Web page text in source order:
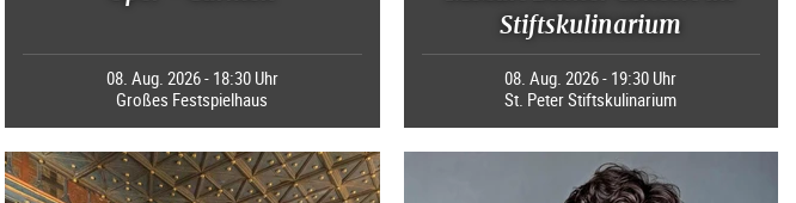
08. Aug. 2026 - 18:30 Uhr
Großes Festspielhaus
Stiftskulinarium
08. Aug. 2026 - 19:30 Uhr
St. Peter Stiftskulinarium